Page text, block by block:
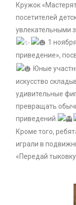
Кружок
посетителей
увлекательными
1
приведение»,
Юные
искусство
удивительные
превращать
приведений.
Кроме того,
играли в
«Передай